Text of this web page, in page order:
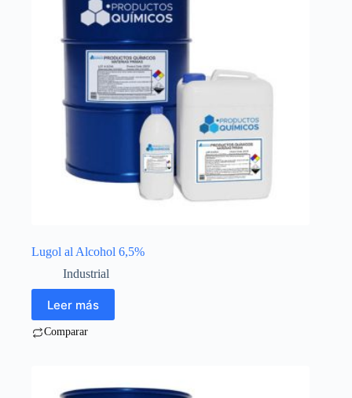
Lugol al Alcohol 6,5%
Industrial
Leer más
Comparar